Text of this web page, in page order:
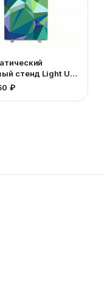
стенд Light Up
₽